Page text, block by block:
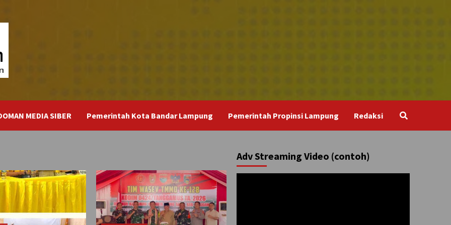
MEDIA SIBER Pemerintah Kota Bandar Lampung Pemerintah Propinsi Lampung Redaksi
Adv Streaming Video (contoh)